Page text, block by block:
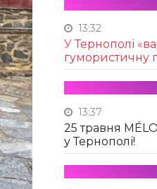
13:32
У Тернополі
гумористичну
13:37
25 травня
у Тернополі!